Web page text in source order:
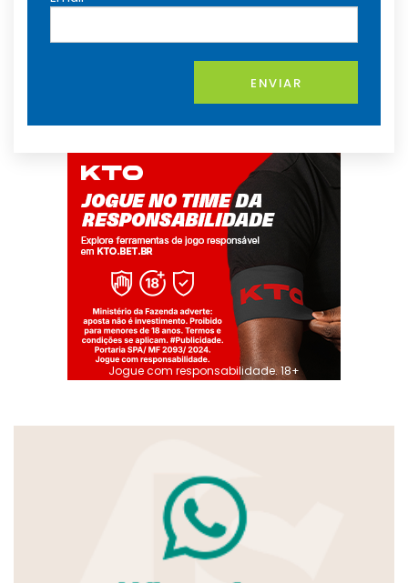
ENVIAR
Jogue com responsabilidade. 18+